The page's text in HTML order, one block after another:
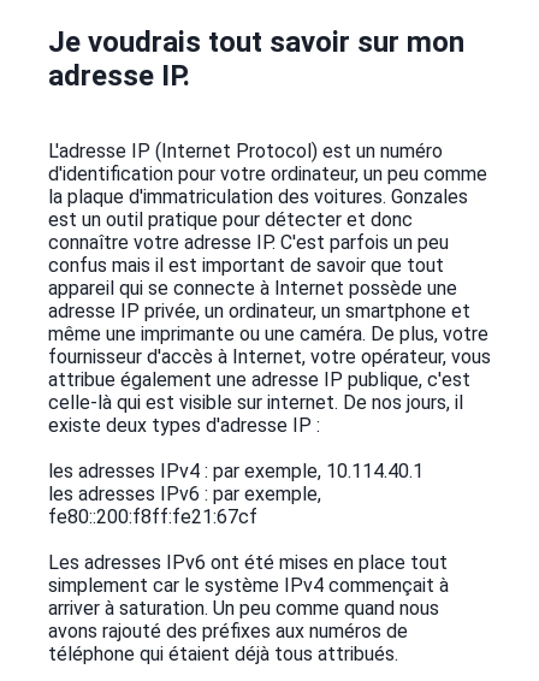
Je voudrais tout savoir sur mon
adresse IP.
L'adresse IP (Internet Protocol) est un numéro
d'identification pour votre ordinateur, un peu comme
la plaque d'immatriculation des voitures. Gonzales
est un outil pratique pour détecter et donc
connaître votre adresse IP. C'est parfois un peu
confus mais il est important de savoir que tout
appareil qui se connecte à Internet possède une
adresse IP privée, un ordinateur, un smartphone et
même une imprimante ou une caméra. De plus, votre
fournisseur d'accès à Internet, votre opérateur, vous
attribue également une adresse IP publique, c'est
celle-là qui est visible sur internet. De nos jours, il
existe deux types d'adresse IP :
les adresses IPv4 : par exemple, 10.114.40.1
les adresses IPv6 : par exemple,
fe80::200:f8ff:fe21:67cf
Les adresses IPv6 ont été mises en place tout
simplement car le système IPv4 commençait à
arriver à saturation. Un peu comme quand nous
avons rajouté des préfixes aux numéros de
téléphone qui étaient déjà tous attribués.